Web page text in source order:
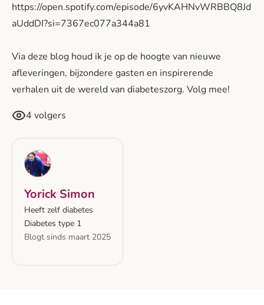
https://open.spotify.com/episode/6yvKAHNvWRBBQ8Jd
aUddDI?si=7367ec077a344a81
Via deze blog houd ik je op de hoogte van nieuwe
afleveringen, bijzondere gasten en inspirerende
verhalen uit de wereld van diabeteszorg. Volg mee!
4 volgers
Yorick Simon
Heeft zelf diabetes
Diabetes type 1
Blogt sinds maart 2025